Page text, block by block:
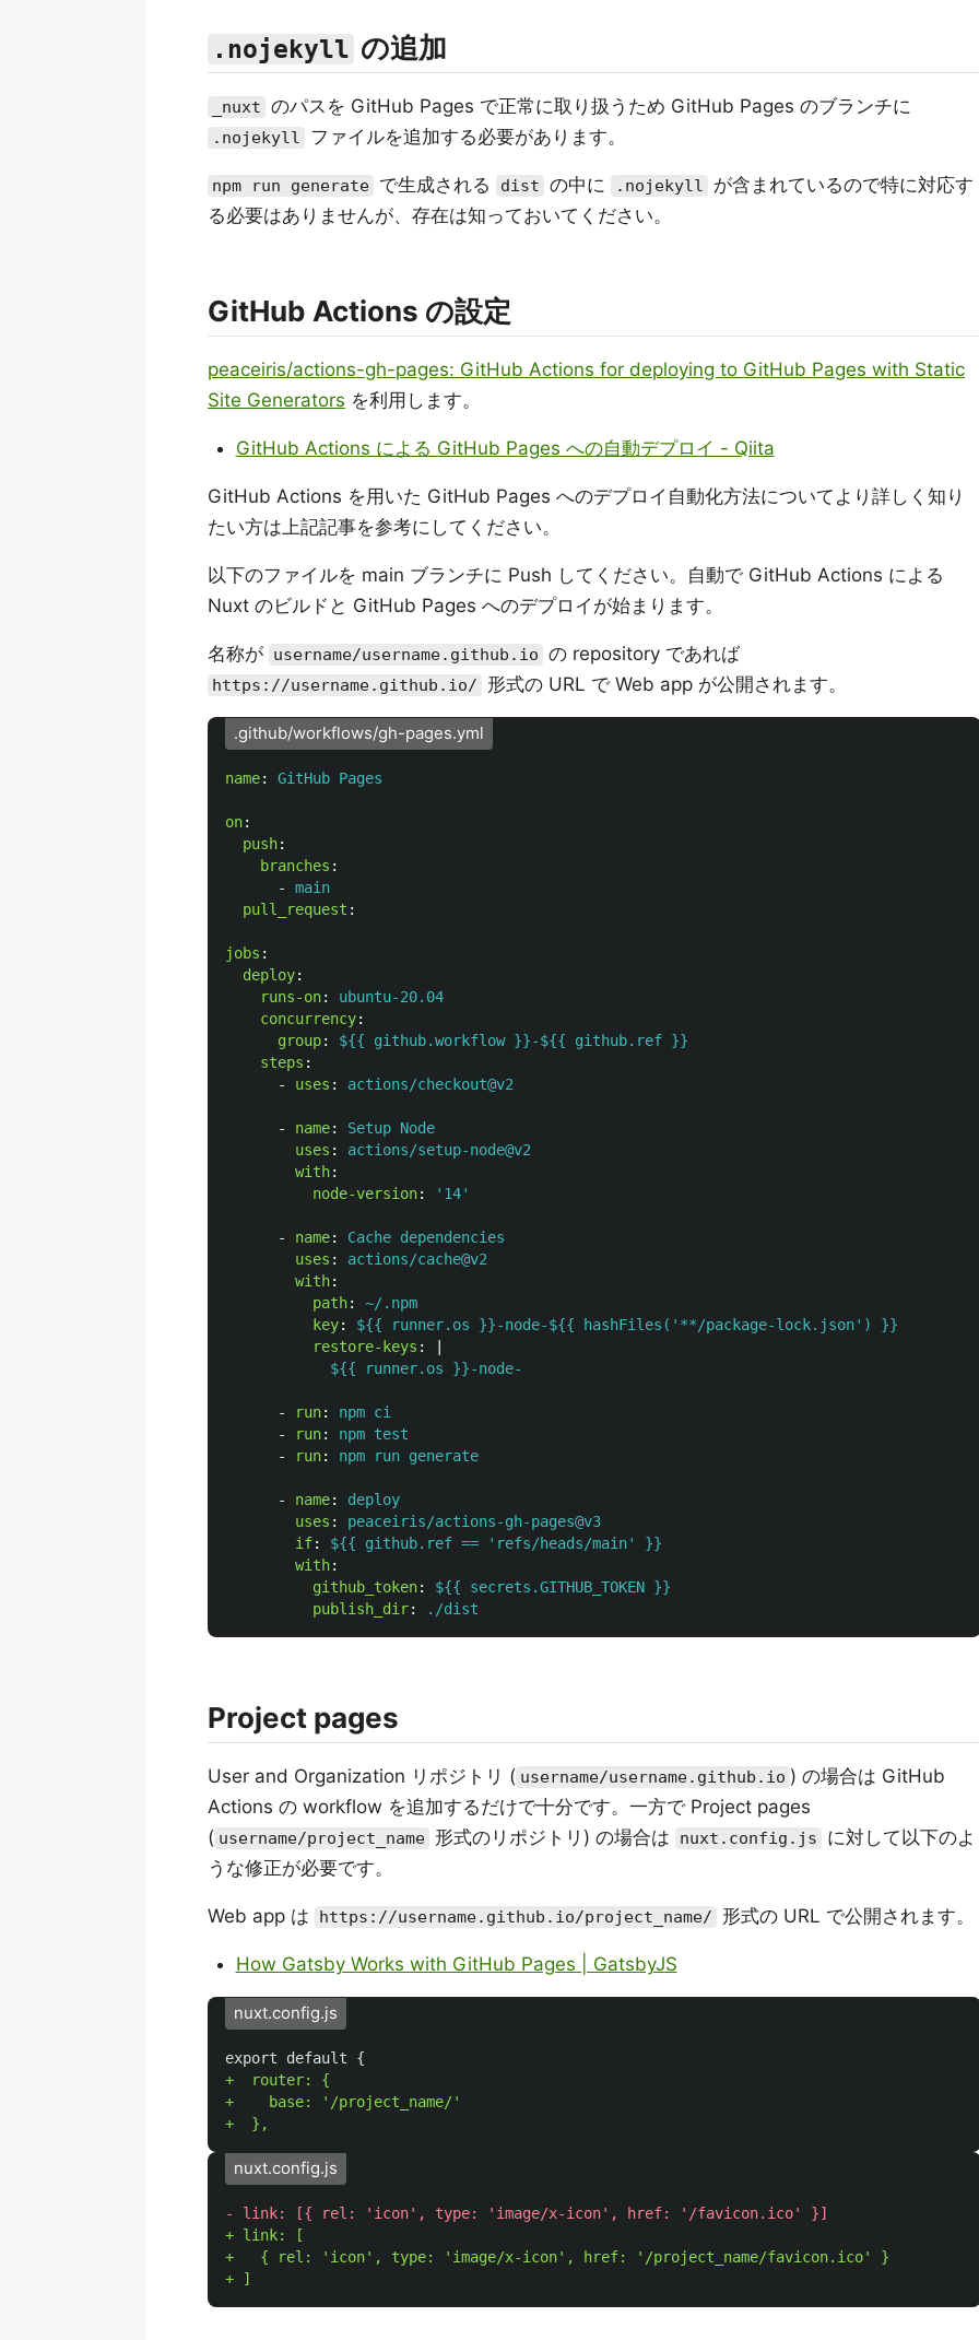
.nojekyll の追加
_nuxt のパスを GitHub Pages で正常に取り扱うため GitHub Pages のブランチに
.nojekyll ファイルを追加する必要があります。
npm run generate で生成される dist の中に .nojekyll
が含まれているので特に対応す
る必要はありませんが、存在は知っておいてください。
GitHub Actions の設定
peaceiris/actions-gh-pages: GitHub Actions for deploying to GitHub Pages with Static
Site Generators を利用します。
GitHub Actions による GitHub Pages への自動デプロイ - Qiita
GitHub Actions を用いた GitHub Pages へのデプロイ自動化方法についてより詳しく知り
たい方は上記記事を参考にしてください。
以下のファイルを main ブランチに Push してください。自動で GitHub Actions による
Nuxt のビルドと GitHub Pages へのデプロイが始まります。
名称が username/username.github.io の repository であれば
https://username.github.io/ 形式の URL で Web app が公開されます。
.github/workflows/gh-pages.yml
name: GitHub Pages
on:
push:
branches :
-
main
pull_request :
jobs :
deploy:
runs-on:
ubuntu-20.04
concurrency:
group:
${{ github.workflow }}-${{ github.ref }}
steps :
-
uses : actions/checkout@v2
- name:
Setup Node
uses :
actions/setup-node@v2
with:
node-version: ' 14'
- name:
Cache dependencies
uses :
actions/cache@v2
with:
path:
~/.npm
key:
${{ runner.os }}-node-${{ hashFiles('**/package-lock.json') }}
restore-keys :
${{ runner.os }}-node-
- run:
npm ci
-
run:
npm test
-
run: npm run generate
- name:
deploy
uses :
peaceiris/actions-gh-pages@v3
if:
${{ github.ref == 'refs/heads/main' }}
with:
github_token:
${{ secrets.GITHUB_TOKEN }}
publish_dir: ./dist
Project pages
User and Organization リポジトリ ( username/username.github.io ) の場合は GitHub
Actions の workflow を追加するだけで十分です。一方で Project pages
( username/project_name 形式のリポジトリ) の場合は nuxt.config.js
に対して以下のよ
うな修正が必要です。
Web app は https://username.github.io/project_name/ 形式の URL で公開されます。
How Gatsby Works with GitHub Pages | GatsbyJS
nuxt.config.js
+  router: {
+    base: '/project_name/'
nuxt.config.js
+ link: [
+   { rel: 'icon', type: 'image/x-icon', href: '/project_name/favicon.ico' }